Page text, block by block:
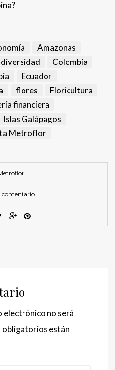
Amazonas
Colombia
Ecuador
flores
Floricultura
financiera
Islas Galápagos
Metroflor
comentario
electrónico no será
obligatorios están